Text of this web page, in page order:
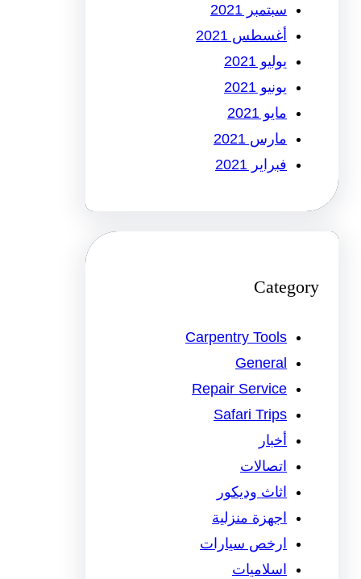
سبتمبر 2021
أغسطس 2021
يوليو 2021
يونيو 2021
مايو 2021
مارس 2021
فبراير 2021
Category
Carpentry Tools
General
Repair Service
Safari Trips
أخبار
اتصالات
اثاث وديكور
اجهزة منزلية
ارخص سيارات
اسلاميات